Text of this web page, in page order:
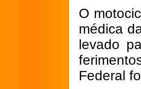
O
médica
levado
Federal